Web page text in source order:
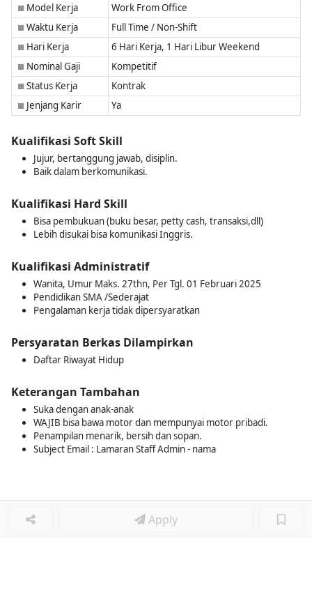
■ Model Kerja Work From Office
■ Waktu Kerja Full Time / Non-Shift
■ Hari Kerja 6 Hari Kerja, 1 Hari Libur Weekend
■ Nominal Gaji Kompetitif
■ Status Kerja Kontrak
■ Jenjang Karir Ya
Kualifikasi Soft Skill
Jujur, bertanggung jawab, disiplin.
Baik dalam berkomunikasi.
Kualifikasi Hard Skill
Bisa pembukuan (buku besar, petty cash, transaksi,dll)
Lebih disukai bisa komunikasi Inggris.
Kualifikasi Administratif
Wanita, Umur Maks. 27thn, Per Tgl. 01 Februari 2025
Pendidikan SMA /Sederajat
Pengalaman kerja tidak dipersyaratkan
Persyaratan Berkas Dilampirkan
Daftar Riwayat Hidup
Keterangan Tambahan
Suka dengan anak-anak
WAJIB bisa bawa motor dan mempunyai motor pribadi.
Penampilan menarik, bersih dan sopan.
Subject Email : Lamaran Staff Admin - nama
Apply